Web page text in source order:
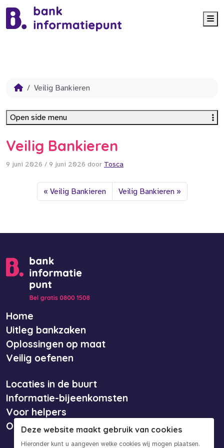
Veilig Bankieren
Veilig Bankieren
9 juni 2026 / 9 juni 2026 door Tosca
Veilig Bankieren Veilig Bankieren
Open side menu
Home
Uitleg bankzaken
Oplossingen op maat
Veilig oefenen
Locaties in de buurt
Informatie-bijeenkomsten
Voor helpers
Over ons
Deze website maakt gebruik van cookies
Hieronder kunt u aangeven welke cookies wij mogen plaatsen.